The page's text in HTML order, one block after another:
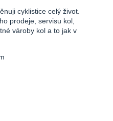
cyklistice celý život.
prodeje, servisu kol,
vároby kol a to jak v